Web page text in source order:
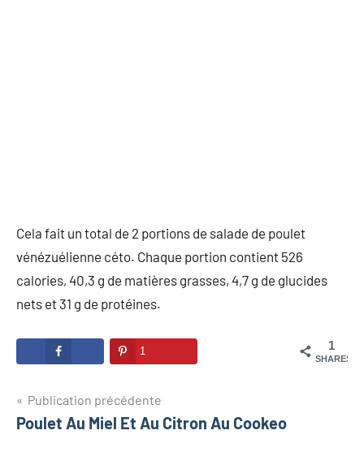
Cela fait un total de 2 portions de salade de poulet
vénézuélienne céto. Chaque portion contient 526
calories, 40,3 g de matières grasses, 4,7 g de glucides
nets et 31 g de protéines.
1
SHARES
1
Navigation
de
Publication précédente
Poulet Au Miel Et Au Citron Au Cookeo